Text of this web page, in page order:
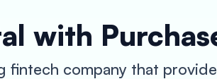
with
fintech company that